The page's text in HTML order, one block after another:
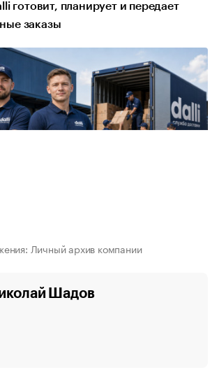
готовит, планирует и передает
заказы
Личный архив компании
Шадов